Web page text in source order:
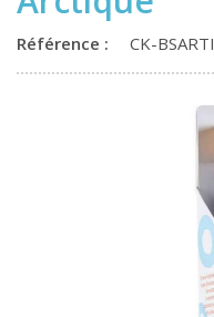
Référence : CK-BSARTI